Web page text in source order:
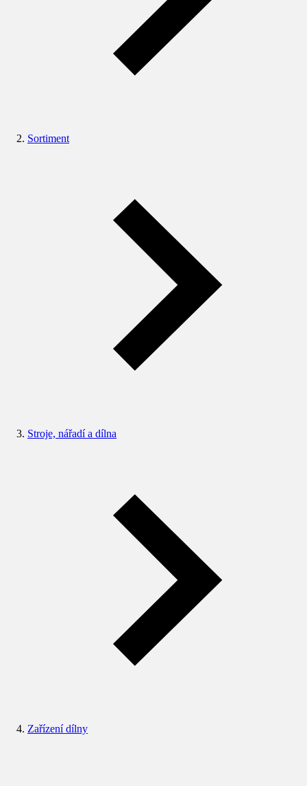
Sortiment
Stroje, nářadí a dílna
Zařízení dílny